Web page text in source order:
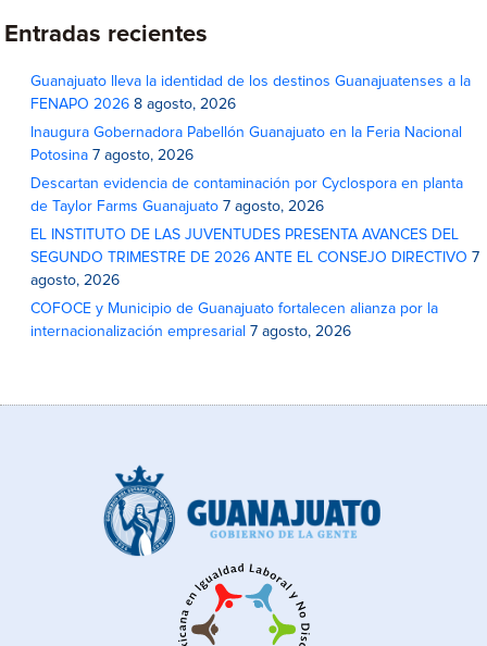
Entradas recientes
Guanajuato lleva la identidad de los destinos Guanajuatenses a la
FENAPO 2026 8 agosto, 2026
Inaugura Gobernadora Pabellón Guanajuato en la Feria Nacional
Potosina 7 agosto, 2026
Descartan evidencia de contaminación por Cyclospora en planta
de Taylor Farms Guanajuato 7 agosto, 2026
EL INSTITUTO DE LAS JUVENTUDES PRESENTA AVANCES DEL
SEGUNDO TRIMESTRE DE 2026 ANTE EL CONSEJO DIRECTIVO 7
agosto, 2026
COFOCE y Municipio de Guanajuato fortalecen alianza por la
internacionalización empresarial 7 agosto, 2026